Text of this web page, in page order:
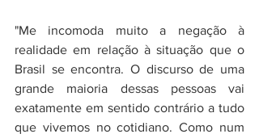
"Me incomoda muito a negação à
realidade em relação à situação que o
Brasil se encontra. O discurso de uma
grande maioria dessas pessoas vai
exatamente em sentido contrário a tudo
que vivemos no cotidiano. Como num